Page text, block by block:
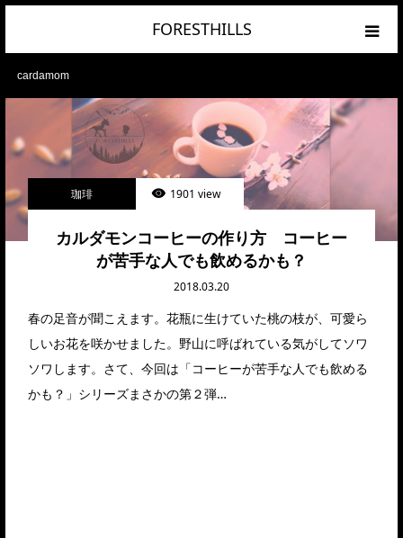
FORESTHILLS
cardamom
珈琲 1901 view
カルダモンコーヒーの作り方 コーヒー
が苦手な人でも飲めるかも？
2018.03.20
春の足音が聞こえます。花瓶に生けていた桃の枝が、可愛ら
しいお花を咲かせました。野山に呼ばれている気がしてソワ
ソワします。さて、今回は「コーヒーが苦手な人でも飲める
かも？」シリーズまさかの第２弾…
HOME
CATEGORY
RANKING
PRIVACY POLICY